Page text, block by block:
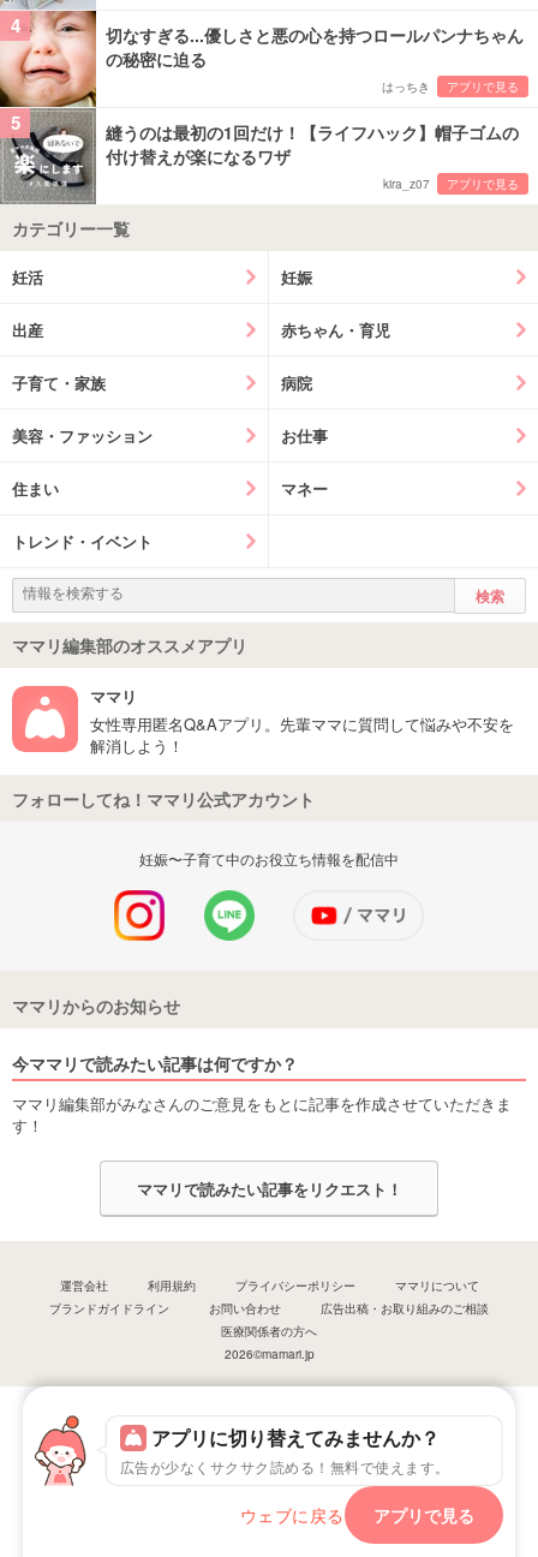
アプリに切り替えてみませんか？
広告が少なくサクサク読める！無料で使えます。
ウェブに戻る アプリで見る
4
切なすぎる...優しさと悪の心を持つロールパンナちゃん
の秘密に迫る
はっちき アプリで見る
5
縫うのは最初の1回だけ！【ライフハック】帽子ゴムの
付け替えが楽になるワザ
kira_z07 アプリで見る
カテゴリー一覧
妊活 妊娠
出産 赤ちゃん・育児
子育て・家族 病院
美容・ファッション お仕事
住まい マネー
トレンド・イベント
ママリ編集部のオススメアプリ
ママリ
女性専用匿名Q&Aアプリ。先輩ママに質問して悩みや不安を
解消しよう！
フォローしてね！ママリ公式アカウント
妊娠〜子育て中のお役立ち情報を配信中
ママリからのお知らせ
今ママリで読みたい記事は何ですか？
ママリ編集部がみなさんのご意見をもとに記事を作成させていただきま
す！
ママリで読みたい記事をリクエスト！
運営会社 利用規約 プライバシーポリシー
ママリについて
ブランドガイドライン
お問い合わせ
広告出稿・お取り組みのご相談
医療関係者の方へ
2026©mamari.jp